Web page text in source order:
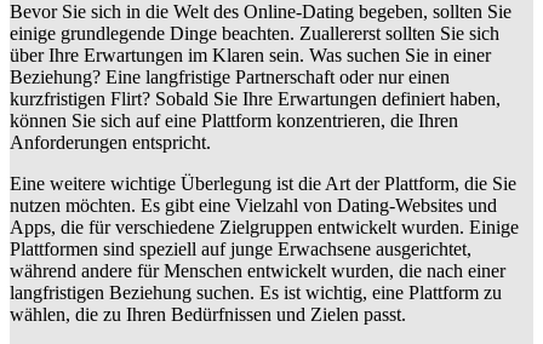
Bevor Sie sich in die Welt des Online-Dating begeben, sollten Sie
einige grundlegende Dinge beachten. Zuallererst sollten Sie sich
über Ihre Erwartungen im Klaren sein. Was suchen Sie in einer
Beziehung? Eine langfristige Partnerschaft oder nur einen
kurzfristigen Flirt? Sobald Sie Ihre Erwartungen definiert haben,
können Sie sich auf eine Plattform konzentrieren, die Ihren
Anforderungen entspricht.
Eine weitere wichtige Überlegung ist die Art der Plattform, die Sie
nutzen möchten. Es gibt eine Vielzahl von Dating-Websites und
Apps, die für verschiedene Zielgruppen entwickelt wurden. Einige
Plattformen sind speziell auf junge Erwachsene ausgerichtet,
während andere für Menschen entwickelt wurden, die nach einer
langfristigen Beziehung suchen. Es ist wichtig, eine Plattform zu
wählen, die zu Ihren Bedürfnissen und Zielen passt.